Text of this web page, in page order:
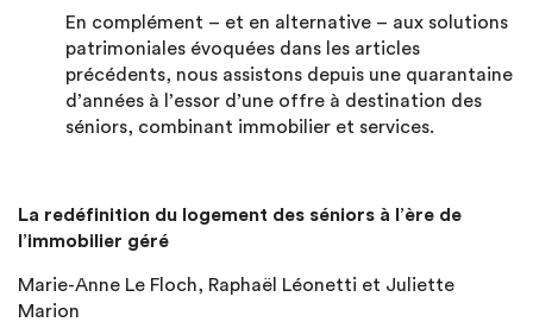
En complément – et en alternative – aux solutions
patrimoniales évoquées dans les articles
précédents, nous assistons depuis une quarantaine
d’années à l’essor d’une offre à destination des
séniors, combinant immobilier et services.
La redéfinition du logement des séniors à l’ère de
l’immobilier géré
Marie-Anne Le Floch, Raphaël Léonetti et Juliette
Marion